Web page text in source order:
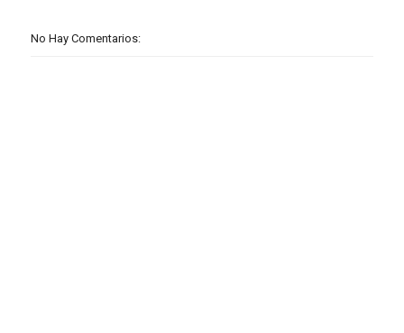
No Hay Comentarios: